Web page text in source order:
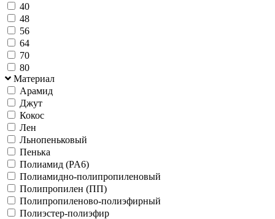
40
48
56
64
70
80
Материал
Арамид
Джут
Кокос
Лен
Льнопеньковый
Пенька
Полиамид (PA6)
Полиамидно-полипропиленовый
Полипропилен (ПП)
Полипропиленово-полиэфирный
Полиэстер-полиэфир